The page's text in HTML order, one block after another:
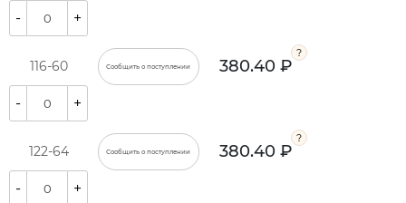
- +
116-60 Сообщить о поступлении 380.40 ₽
- +
122-64 Сообщить о поступлении 380.40 ₽
- +